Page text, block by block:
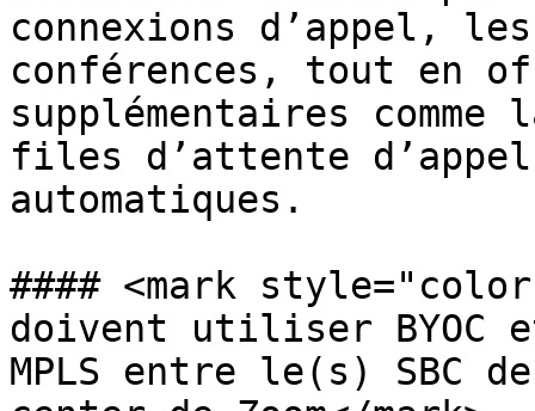
connexions d’appel,
conférences, tout en
supplémentaires
files d’attente
automatiques.
#### <mark
doivent utiliser BYOC
MPLS entre le(s) SBC